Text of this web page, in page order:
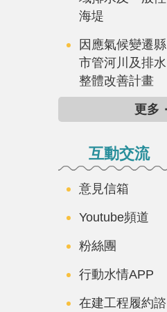
海堤
因應氣候變遷縣
市管河川及排水
整體改善計畫
更多
互動交流
意見信箱
Youtube頻道
粉絲團
行動水情APP
在建工程履約諮